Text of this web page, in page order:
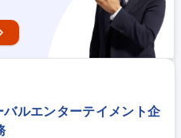
バルエンターテイメント企